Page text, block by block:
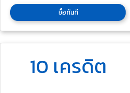
ซื้อทันที
10 เครดิต